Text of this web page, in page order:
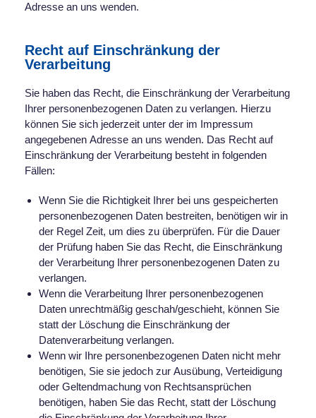
Adresse an uns wenden.
Recht auf Einschränkung der
Verarbeitung
Sie haben das Recht, die Einschränkung der Verarbeitung
Ihrer personenbezogenen Daten zu verlangen. Hierzu
können Sie sich jederzeit unter der im Impressum
angegebenen Adresse an uns wenden. Das Recht auf
Einschränkung der Verarbeitung besteht in folgenden
Fällen:
Wenn Sie die Richtigkeit Ihrer bei uns gespeicherten
personenbezogenen Daten bestreiten, benötigen wir in
der Regel Zeit, um dies zu überprüfen. Für die Dauer
der Prüfung haben Sie das Recht, die Einschränkung
der Verarbeitung Ihrer personenbezogenen Daten zu
verlangen.
Wenn die Verarbeitung Ihrer personenbezogenen
Daten unrechtmäßig geschah/geschieht, können Sie
statt der Löschung die Einschränkung der
Datenverarbeitung verlangen.
Wenn wir Ihre personenbezogenen Daten nicht mehr
benötigen, Sie sie jedoch zur Ausübung, Verteidigung
oder Geltendmachung von Rechtsansprüchen
benötigen, haben Sie das Recht, statt der Löschung